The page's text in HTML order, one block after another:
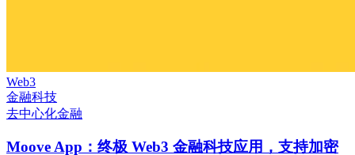
Web3
金融科技
去中心化金融
Moove App：终极 Web3 金融科技应用，支持加密